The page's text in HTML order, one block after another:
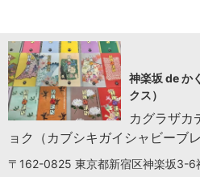
神楽坂 de か
クス）
カグラザカ
ョク（カブシキガイシャビーブレ
〒162-0825 東京都新宿区神楽坂3-6